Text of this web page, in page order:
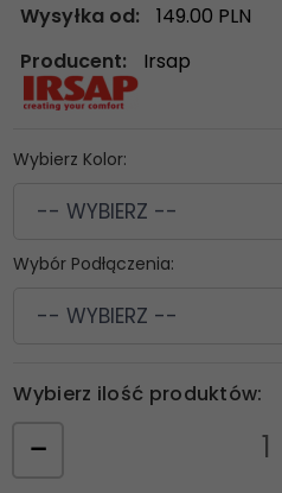
Wysyłka od:
149.00 PLN
Producent:
Irsap
Wybierz Kolor:
-- WYBIERZ --
Wybór Podłączenia:
-- WYBIERZ --
Wybierz ilość produktów: